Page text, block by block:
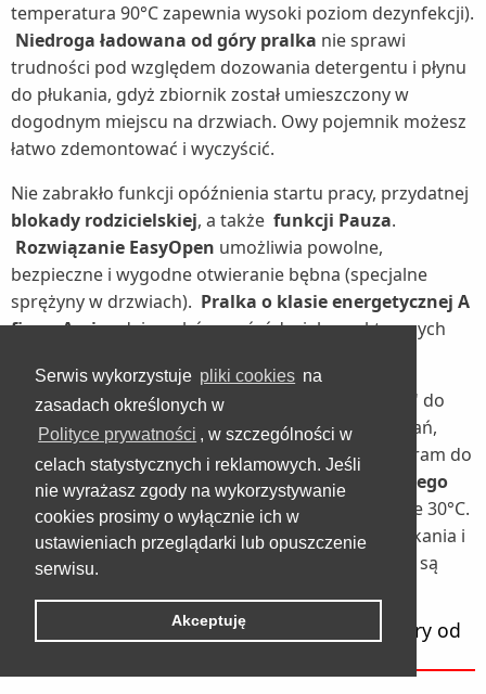
Serwis wykorzystuje pliki cookies na
zasadach określonych w
Polityce prywatności , w szczególności w
celach statystycznych i reklamowych. Jeśli
nie wyrażasz zgody na wykorzystywanie
cookies prosimy o wyłącznie ich w
ustawieniach przeglądarki lub opuszczenie
serwisu.
Akceptuję
temperatura 90°C zapewnia wysoki poziom dezynfekcji).
Niedroga ładowana od góry pralka nie sprawi
trudności pod względem dozowania detergentu i płynu
do płukania, gdyż zbiornik został umieszczony w
dogodnym miejscu na drzwiach. Owy pojemnik możesz
łatwo zdemontować i wyczyścić.
Nie zabrakło funkcji opóźnienia startu pracy, przydatnej
blokady rodzicielskiej, a także funkcji Pauza.
Rozwiązanie EasyOpen umożliwia powolne,
bezpieczne i wygodne otwieranie bębna (specjalne
sprężyny w drzwiach). Pralka o klasie energetycznej A
firmy Amicadaje wybór spośród wielu praktycznych
Wśród nich wymienia się np. program Express 15' do
lekko zabrudzonych lub dłużej nienoszonych ubrań,
program Szybki 45' do codziennego prania, program do
prania odzieży jeansowej,program do bezpiecznego
prania delikatnych tkaninw stałej temperaturze 30°C.
Użytkownik może skorzystać z dodatkowego płukania i
wirowania odzieży. Zarówno grzałka, jak i łożyska są
Czym się różni droga pralka ładowana od góry od
taniej?